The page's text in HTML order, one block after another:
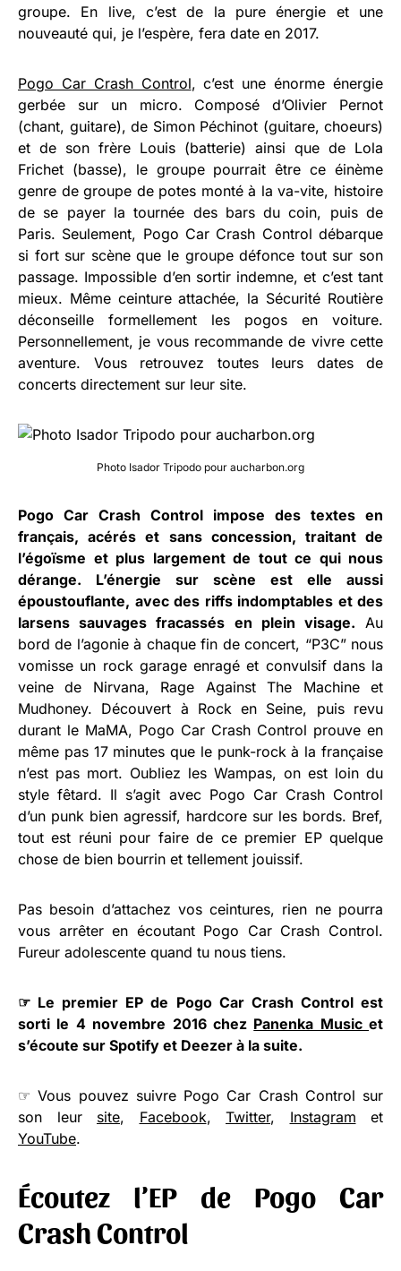
groupe. En live, c’est de la pure énergie et une
nouveauté qui, je l’espère, fera date en 2017.
Pogo Car Crash Control, c’est une énorme énergie
gerbée sur un micro. Composé d’Olivier Pernot
(chant, guitare), de Simon Péchinot (guitare, choeurs)
et de son frère Louis (batterie) ainsi que de Lola
Frichet (basse), le groupe pourrait être ce éinème
genre de groupe de potes monté à la va-vite, histoire
de se payer la tournée des bars du coin, puis de
Paris. Seulement, Pogo Car Crash Control débarque
si fort sur scène que le groupe défonce tout sur son
passage. Impossible d’en sortir indemne, et c’est tant
mieux. Même ceinture attachée, la Sécurité Routière
déconseille formellement les pogos en voiture.
Personnellement, je vous recommande de vivre cette
aventure. Vous retrouvez toutes leurs dates de
concerts directement sur leur site.
Photo Isador Tripodo pour aucharbon.org
Pogo Car Crash Control impose des textes en
français, acérés et sans concession, traitant de
l’égoïsme et plus largement de tout ce qui nous
dérange. L’énergie sur scène est elle aussi
époustouflante, avec des riffs indomptables et des
larsens sauvages fracassés en plein visage. Au
bord de l’agonie à chaque fin de concert, “P3C” nous
vomisse un rock garage enragé et convulsif dans la
veine de Nirvana, Rage Against The Machine et
Mudhoney. Découvert à Rock en Seine, puis revu
durant le MaMA, Pogo Car Crash Control prouve en
même pas 17 minutes que le punk-rock à la française
n’est pas mort. Oubliez les Wampas, on est loin du
style fêtard. Il s’agit avec Pogo Car Crash Control
d’un punk bien agressif, hardcore sur les bords. Bref,
tout est réuni pour faire de ce premier EP quelque
chose de bien bourrin et tellement jouissif.
Pas besoin d’attachez vos ceintures, rien ne pourra
vous arrêter en écoutant Pogo Car Crash Control.
Fureur adolescente quand tu nous tiens.
☞ Le premier EP de Pogo Car Crash Control est
sorti le 4 novembre 2016 chez Panenka Music et
s’écoute sur Spotify et Deezer à la suite.
☞ Vous pouvez suivre Pogo Car Crash Control sur
son leur site, Facebook, Twitter, Instagram et
YouTube.
Écoutez l’EP de Pogo Car
Crash Control